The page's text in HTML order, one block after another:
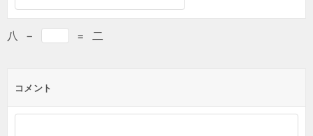
八 − = 二
コメント